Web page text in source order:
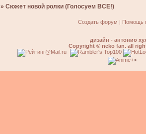
»Сюжет новой ролки (Голосуем ВСЕ!)
Создать форум | Помощь
дизайн - антонио
Copyright © neko fan. all
>